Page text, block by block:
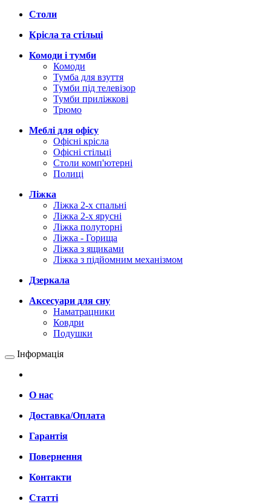
Столи
Крісла та стільці
Комоди і тумби
Комоди
Тумба для взуття
Тумби під телевізор
Тумби приліжкові
Трюмо
Меблі для офісу
Офісні крісла
Офісні стільці
Столи комп'ютерні
Полиці
Ліжка
Ліжка 2-х спальні
Ліжка 2-х ярусні
Ліжка полуторні
Ліжка - Горища
Ліжка з ящиками
Ліжка з підйомним механізмом
Дзеркала
Аксесуари для сну
Наматрацники
Ковдри
Подушки
Інформація
О нас
Доставка/Оплата
Гарантія
Повернення
Контакти
Статті